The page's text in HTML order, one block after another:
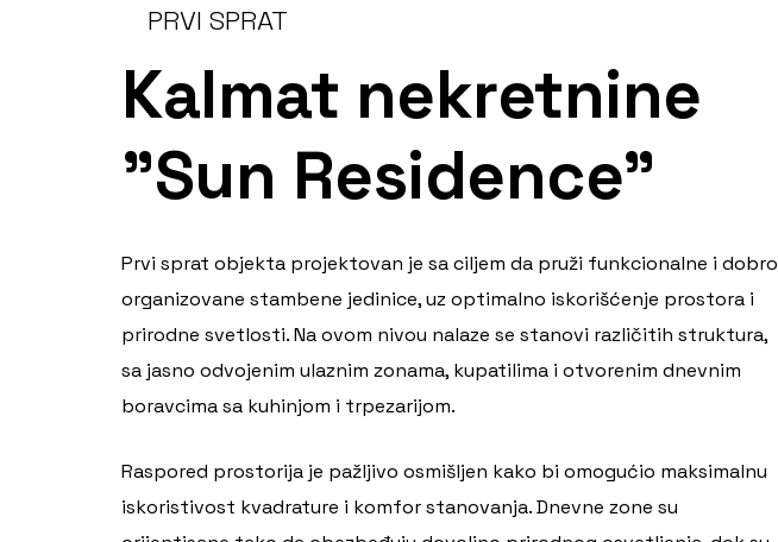
PRVI SPRAT
Kalmat nekretnine
"Sun Residence"
Prvi sprat objekta projektovan je sa ciljem da pruži funkcionalne i dobro
organizovane stambene jedinice, uz optimalno iskorišćenje prostora i
prirodne svetlosti. Na ovom nivou nalaze se stanovi različitih struktura,
sa jasno odvojenim ulaznim zonama, kupatilima i otvorenim dnevnim
boravcima sa kuhinjom i trpezarijom.
Raspored prostorija je pažljivo osmišljen kako bi omogućio maksimalnu
iskoristivost kvadrature i komfor stanovanja. Dnevne zone su